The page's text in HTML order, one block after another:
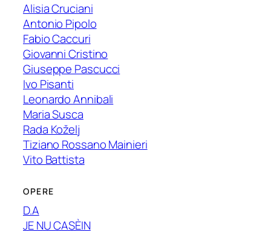
Alisia Cruciani
Antonio Pipolo
Fabio Caccuri
Giovanni Cristino
Giuseppe Pascucci
Ivo Pisanti
Leonardo Annibali
Maria Susca
Rada Koželj
Tiziano Rossano Mainieri
Vito Battista
OPERE
D.A
JE NU CASÈIN